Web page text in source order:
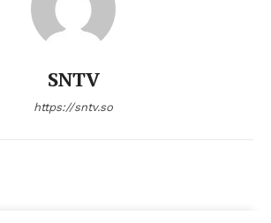
SNTV
https://sntv.so